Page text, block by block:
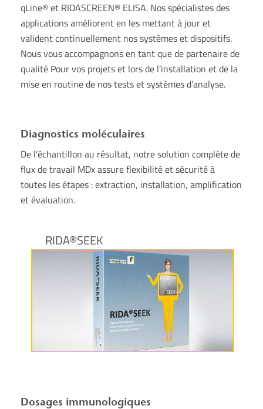
qLine® et RIDASCREEN® ELISA. Nos spécialistes des
applications améliorent en les mettant à jour et
valident continuellement nos systèmes et dispositifs.
Nous vous accompagnons en tant que de partenaire de
qualité Pour vos projets et lors de l’installation et de la
mise en routine de nos tests et systèmes d’analyse.
Diagnostics moléculaires
De l’échantillon au résultat, notre solution complète de
flux de travail MDx assure flexibilité et sécurité à
toutes les étapes : extraction, installation, amplification
et évaluation.
RIDA®SEEK
Plus d’informations
Dosages immunologiques